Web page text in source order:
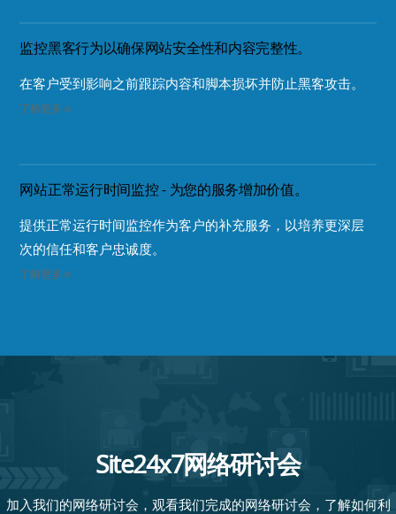
监控黑客行为以确保网站安全性和内容完整性。
在客户受到影响之前跟踪内容和脚本损坏并防止黑客攻击。
了解更多
网站正常运行时间监控 - 为您的服务增加价值。
提供正常运行时间监控作为客户的补充服务，以培养更深层
次的信任和客户忠诚度。
了解更多
Site24x7网络研讨会
加入我们的网络研讨会，观看我们完成的网络研讨会，了解如何利